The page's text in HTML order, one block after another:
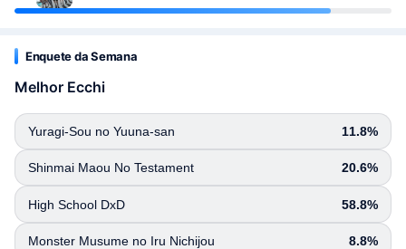
Enquete da Semana
Melhor Ecchi
Yuragi-Sou no Yuuna-san 11.8%
Shinmai Maou No Testament 20.6%
High School DxD 58.8%
Monster Musume no Iru Nichijou 8.8%